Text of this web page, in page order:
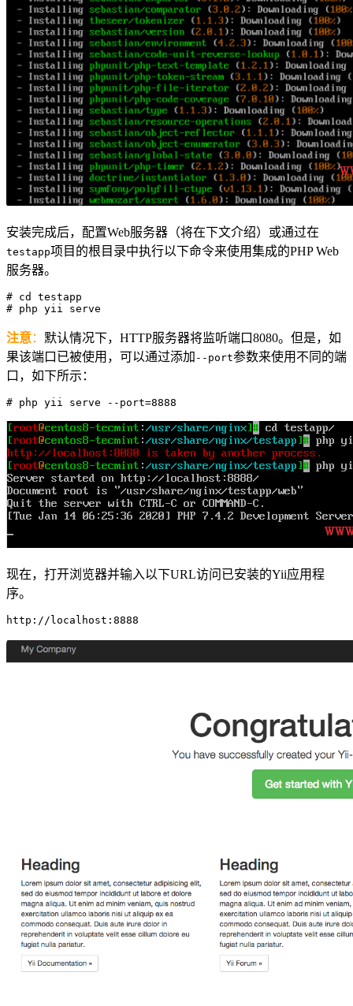
安装完成后，配置Web服务器（将在下文介绍）或通过在
testapp项目的根目录中执行以下命令来使用集成的PHP Web
服务器。
# cd testapp
# php yii serve
注意： 默认情况下，HTTP服务器将监听端口8080。但是，如
果该端口已被使用，可以通过添加 --port参数来使用不同的端
口，如下所示：
# php yii serve --port=8888
现在，打开浏览器并输入以下URL访问已安装的Yii应用程
序。